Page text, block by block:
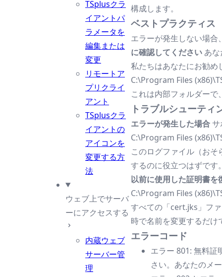
TSplusクラ
イアントパ
ラメータを
編集または
変更
リモートア
プリクライ
アント
TSplusクラ
イアントの
アイコンを
変更する方
法
ウェブ上でサーバ
ーにアクセスする
内蔵ウェブ
サーバー管
理
構成します。
ベストプラクティス
エラーが発生しない場
に確認してください あ
私たちはあなたにお勧め
C:\Program Files
これは内部フォルダー
トラブルシューティ
エラーが発生した場合サ
C:\Program Files
このログファイル（お
するのに役立つはずです
以前に使用した証明書
C:\Program Files
すべての「cert.jks」フ
時で名前を変更するだけ
エラーコード
エラー 801: 無料証
さい。あなたのメ